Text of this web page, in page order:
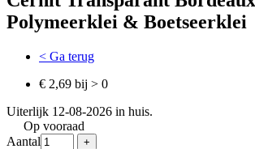
Polymeerklei & Boetseerklei
< Ga terug
€ 2,69 bij > 0
Uiterlijk 12-08-2026 in huis.
Op vooraad
Aantal